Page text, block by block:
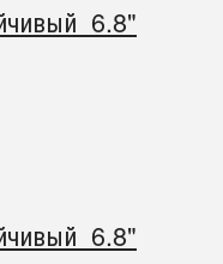
6.8"
6.8"